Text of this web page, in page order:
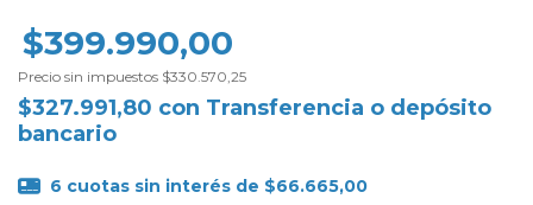
$399.990,00
Precio sin impuestos $330.570,25
$327.991,80 con Transferencia o depósito
bancario
6 cuotas sin interés de $66.665,00